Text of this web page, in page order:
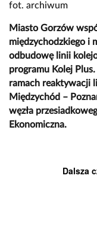
fot. archiwum
Miasto Gorzów
międzychodzkiego i
odbudowę linii
programu Kolej
ramach reaktywacji
Międzychód –
węzła
Ekonomiczna.
Dalsza